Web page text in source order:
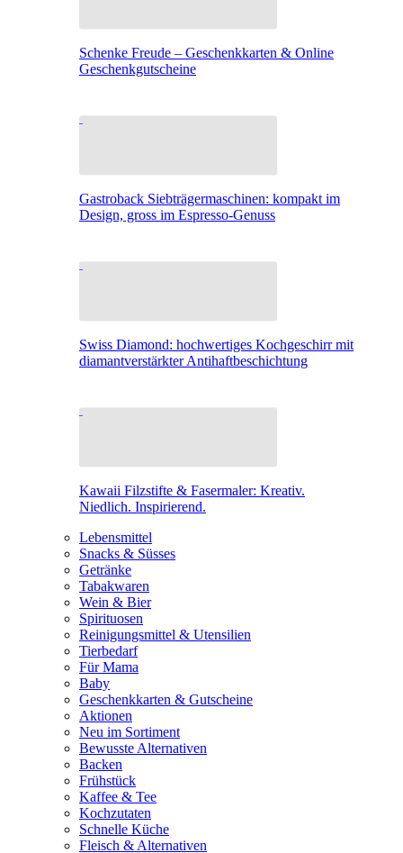
Schenke Freude – Geschenkkarten & Online
Geschenkgutscheine
Gastroback Siebträgermaschinen: kompakt im
Design, gross im Espresso-Genuss
Swiss Diamond: hochwertiges Kochgeschirr mit
diamantverstärkter Antihaftbeschichtung
Kawaii Filzstifte & Fasermaler: Kreativ.
Niedlich. Inspirierend.
Lebensmittel
Snacks & Süsses
Getränke
Tabakwaren
Wein & Bier
Spirituosen
Reinigungsmittel & Utensilien
Tierbedarf
Für Mama
Baby
Geschenkkarten & Gutscheine
Aktionen
Neu im Sortiment
Bewusste Alternativen
Backen
Frühstück
Kaffee & Tee
Kochzutaten
Schnelle Küche
Fleisch & Alternativen